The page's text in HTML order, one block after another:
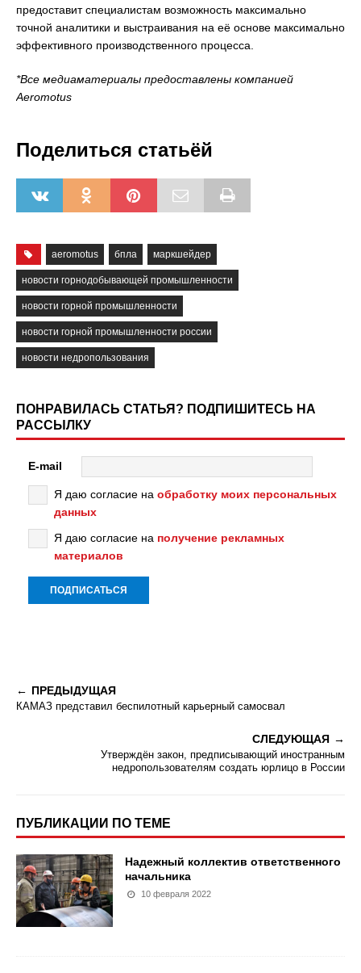
предоставит специалистам возможность максимально
точной аналитики и выстраивания на её основе максимально
эффективного производственного процесса.
*Все медиаматериалы предоставлены компанией
Aeromotus
Поделиться статьёй
aeromotus бпла маркшейдер
новости горнодобывающей промышленности
новости горной промышленности
новости горной промышленности россии
новости недропользования
ПОНРАВИЛАСЬ СТАТЬЯ? ПОДПИШИТЕСЬ НА
РАССЫЛКУ
E-mail
Я даю согласие на обработку моих персональных
данных
Я даю согласие на получение рекламных
материалов
ПРЕДЫДУЩАЯ
КАМАЗ представил беспилотный карьерный самосвал
СЛЕДУЮЩАЯ
Утверждён закон, предписывающий иностранным
недропользователям создать юрлицо в России
ПУБЛИКАЦИИ ПО ТЕМЕ
Надежный коллектив ответственного
начальника
10 февраля 2022